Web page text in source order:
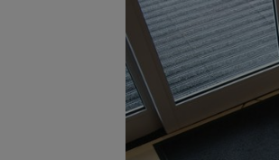
Bildergalerie überspringen